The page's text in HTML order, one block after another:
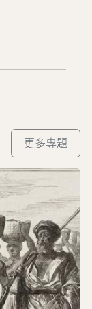
更多專題